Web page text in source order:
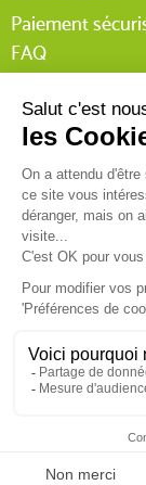
Paiement
FAQ
Lexique Tissnet
Suivi
Contactez-nous
©